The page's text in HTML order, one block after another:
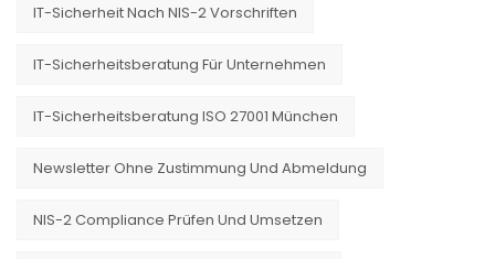
IT-Sicherheit Nach NIS-2 Vorschriften
IT-Sicherheitsberatung Für Unternehmen
IT-Sicherheitsberatung ISO 27001 München
Newsletter Ohne Zustimmung Und Abmeldung
NIS-2 Compliance Prüfen Und Umsetzen